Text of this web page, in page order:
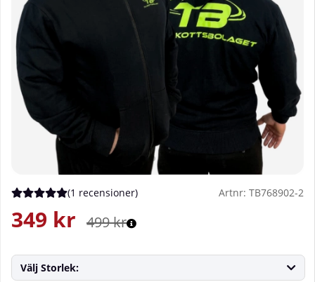
Medelbetyg 5 av 5 Antal betyg 1
(1 recensioner) Artnr: TB768902-2
499kr
349 kr
Välj Storlek: